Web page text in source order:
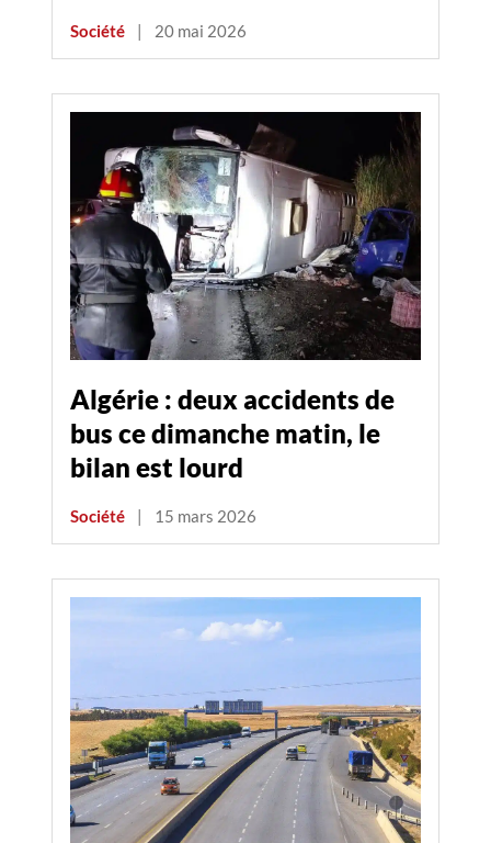
Société | 20 mai 2026
Algérie : deux accidents de
bus ce dimanche matin, le
bilan est lourd
Société | 15 mars 2026